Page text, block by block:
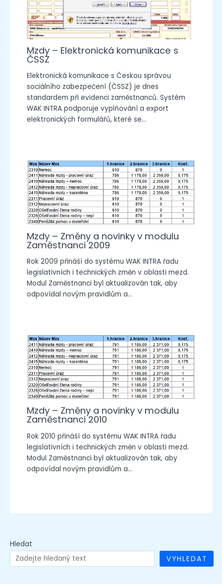
Mzdy – Elektronická komunikace s
ČSSZ
Elektronická komunikace s Českou správou
sociálního zabezpečení (ČSSZ) je dnes
standardem při evidenci zaměstnanců. Systém
WAK INTRA podporuje vyplňování a export
elektronických formulářů, které se…
Mzdy – Změny a novinky v modulu
Zaměstnanci 2009
Rok 2009 přináší do systému WAK INTRA řadu
legislativních i technických změn v oblasti mezd.
Modul Zaměstnanci byl aktualizován tak, aby
odpovídal novým pravidlům a…
Mzdy – Změny a novinky v modulu
Zaměstnanci 2010
Rok 2010 přináší do systému WAK INTRA řadu
legislativních i technických změn v oblasti mezd.
Modul Zaměstnanci byl aktualizován tak, aby
odpovídal novým pravidlům a…
Hledat
VYHLEDAT